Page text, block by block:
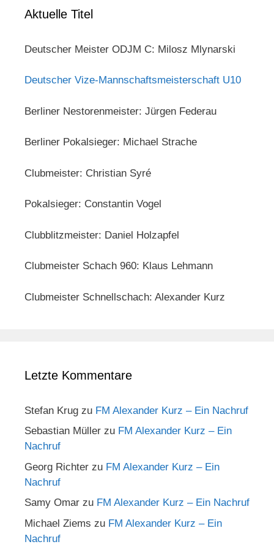
Aktuelle Titel
Deutscher Meister ODJM C: Milosz Mlynarski
Deutscher Vize-Mannschaftsmeisterschaft U10
Berliner Nestorenmeister: Jürgen Federau
Berliner Pokalsieger: Michael Strache
Clubmeister: Christian Syré
Pokalsieger: Constantin Vogel
Clubblitzmeister: Daniel Holzapfel
Clubmeister Schach 960: Klaus Lehmann
Clubmeister Schnellschach: Alexander Kurz
Letzte Kommentare
Stefan Krug zu FM Alexander Kurz – Ein Nachruf
Sebastian Müller zu FM Alexander Kurz – Ein
Nachruf
Georg Richter zu FM Alexander Kurz – Ein
Nachruf
Samy Omar zu FM Alexander Kurz – Ein Nachruf
Michael Ziems zu FM Alexander Kurz – Ein
Nachruf